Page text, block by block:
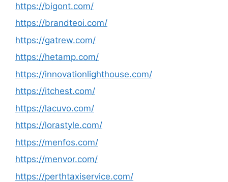
https://bigont.com/
https://brandteoi.com/
https://gatrew.com/
https://hetamp.com/
https://innovationlighthouse.com/
https://itchest.com/
https://lacuvo.com/
https://lorastyle.com/
https://menfos.com/
https://menvor.com/
https://perthtaxiservice.com/